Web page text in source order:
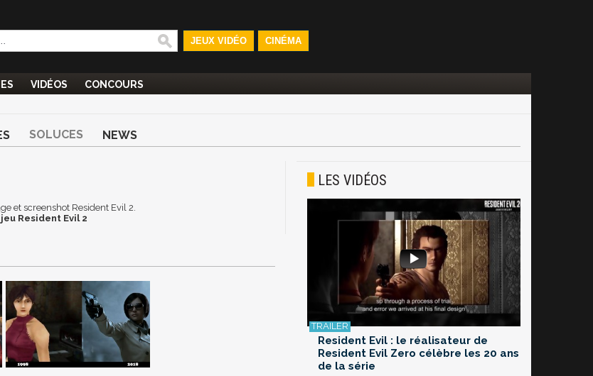
JEUX VIDÉO CINÉMA
VIDÉOS CONCOURS
SOLUCES NEWS
et screenshot Resident Evil 2.
Resident Evil 2
LES VIDÉOS
Resident Evil : le réalisateur de
Resident Evil Zero célèbre les 20 ans
de la série